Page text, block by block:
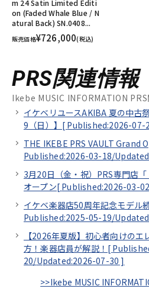
m 24 Satin Limited Editi
on (Faded Whale Blue / N
atural Back) SN.0408...
販売価格¥726,000(税込)
PRS関連情報
Ikebe MUSIC INFORMATION
イケベリユースAKIBA 夏の中古
9（日）】[ Published:2026-07-
THE IKEBE PRS VAULT Grand
Published:2026-03-18/
3月20日（金・祝）PRS専門店「
オープン[ Published:2026-03-
イケベ楽器店50周年記念モデル
Published:2025-05-19/
【2026年夏版】初心者向けの
方！楽器店員が解説！[
20/Updated:2026-07-30 ]
>>Ikebe MUSIC